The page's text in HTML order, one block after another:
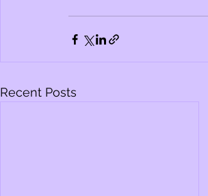
Recent Posts